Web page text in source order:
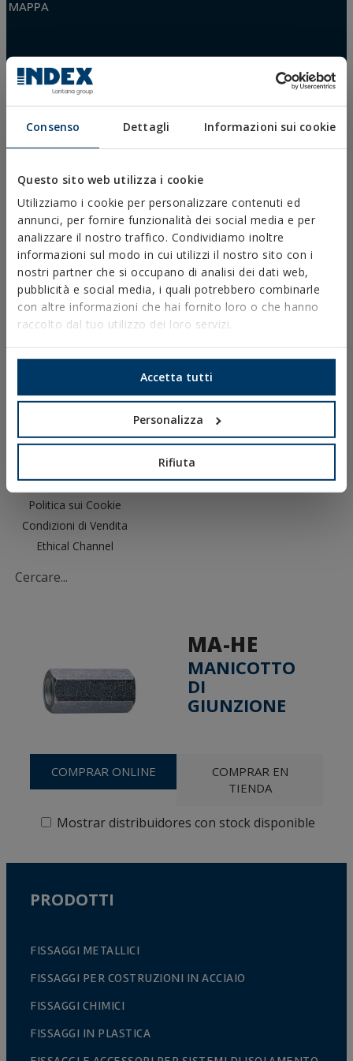
Consenso Dettagli Informazioni sui cookie
Questo sito web utilizza i cookie
Utilizziamo i cookie per personalizzare contenuti ed
annunci, per fornire funzionalità dei social media e per
analizzare il nostro traffico. Condividiamo inoltre
informazioni sul modo in cui utilizzi il nostro sito con i
nostri partner che si occupano di analisi dei dati web,
pubblicità e social media, i quali potrebbero combinarle
con altre informazioni che hai fornito loro o che hanno
raccolto dal tuo utilizzo dei loro servizi.
Accetta tutti
Personalizza
Rifiuta
MAPPA
DOWNLOAD
CATALOGHI
SCHEDE TECNICHE
SCHEDE DI SICUREZZA
OMOLOGAZIONI
SOFTWARE
RISORSE CYPE
Politica sulla Privacy
Politica sui Cookie
Condizioni di Vendita
Ethical Channel
MA-HE
MANICOTTO
DI
GIUNZIONE
COMPRAR ONLINE
COMPRAR EN
TIENDA
Mostrar distribuidores con stock disponible
PRODOTTI
FISSAGGI METALLICI
FISSAGGI PER COSTRUZIONI IN ACCIAIO
FISSAGGI CHIMICI
FISSAGGI IN PLASTICA